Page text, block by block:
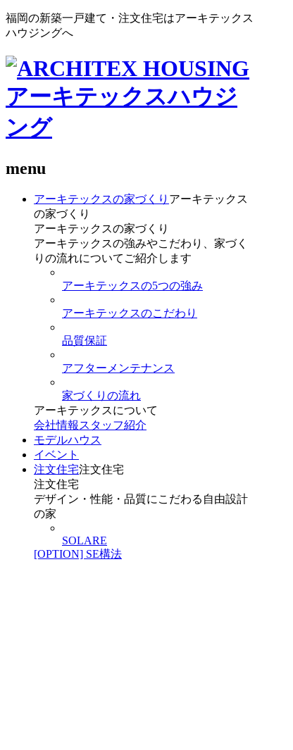
福岡の新築一戸建て・注文住宅はアーキテックス
ハウジングへ
menu
アーキテックスの家づくり アーキテックス
の家づくり
アーキテックスの家づくり
アーキテックスの強みやこだわり、家づく
りの流れについてご紹介します
アーキテックスの5つの強み
アーキテックスのこだわり
品質保証
アフターメンテナンス
家づくりの流れ
アーキテックスについて
会社情報 スタッフ紹介
モデルハウス
イベント
注文住宅注文住宅
注文住宅
デザイン・性能・品質にこだわる自由設計
の家
SOLARE
[OPTION] SE構法